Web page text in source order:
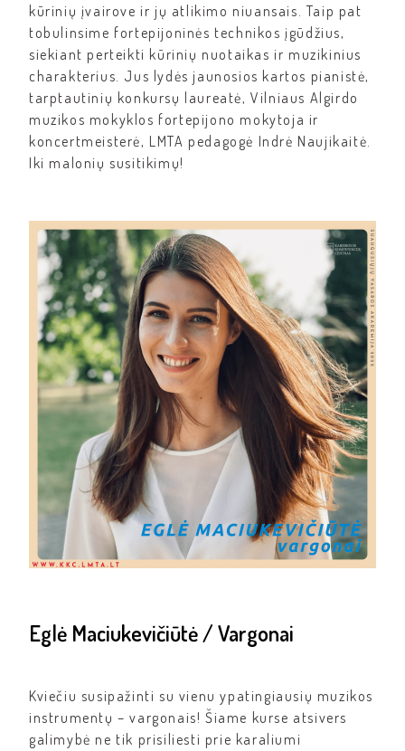
kūrinių įvairove ir jų atlikimo niuansais. Taip pat
tobulinsime fortepijoninės technikos įgūdžius,
siekiant perteikti kūrinių nuotaikas ir muzikinius
charakterius. Jus lydės jaunosios kartos pianistė,
tarptautinių konkursų laureatė, Vilniaus Algirdo
muzikos mokyklos fortepijono mokytoja ir
koncertmeisterė, LMTA pedagogė Indrė Naujikaitė.
Iki malonių susitikimų!
Eglė Maciukevičiūtė / Vargonai
Kviečiu susipažinti su vienu ypatingiausių muzikos
instrumentų – vargonais!Šiame kurse atsivers
galimybė ne tik prisiliesti prie karaliumi